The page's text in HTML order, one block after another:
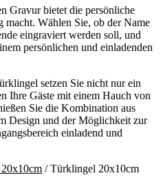
Gravur bietet die persönliche
Wählen Sie, ob der Name
eingraviert werden soll, und
persönlichen und einladenden
setzen Sie nicht nur ein
Ihre Gäste mit einem Hauch von
Sie die Kombination aus
Design und der Möglichkeit zur
einladend und
/ Türklingel 20x10cm